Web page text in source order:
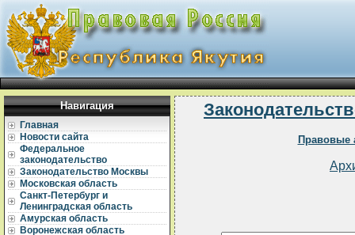
Навигация
Главная
Новости сайта
Федеральное
законодательство
Законодательство Москвы
Московская область
Санкт-Петербург и
Ленинградская область
Амурская область
Воронежская область
Правовые